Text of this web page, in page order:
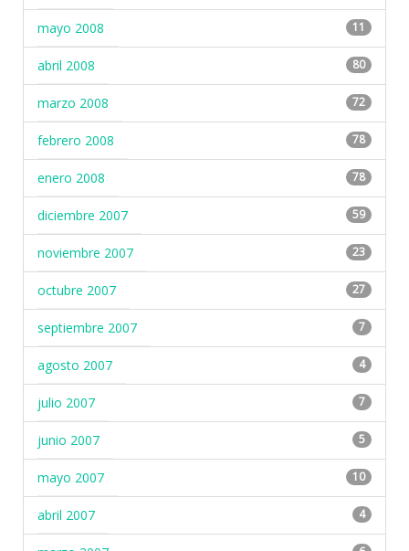
mayo 2008 11
abril 2008 80
marzo 2008 72
febrero 2008 78
enero 2008 78
diciembre 2007 59
noviembre 2007 23
octubre 2007 27
septiembre 2007 7
agosto 2007 4
julio 2007 7
junio 2007 5
mayo 2007 10
abril 2007 4